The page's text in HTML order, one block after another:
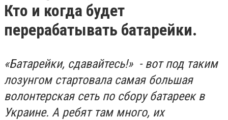
Кто и когда будет
перерабатывать батарейки.
«Батарейки, сдавайтесь!» - вот под таким
лозунгом стартовала самая большая
волонтерская сеть по сбору батареек в
Украине. А ребят там много, их